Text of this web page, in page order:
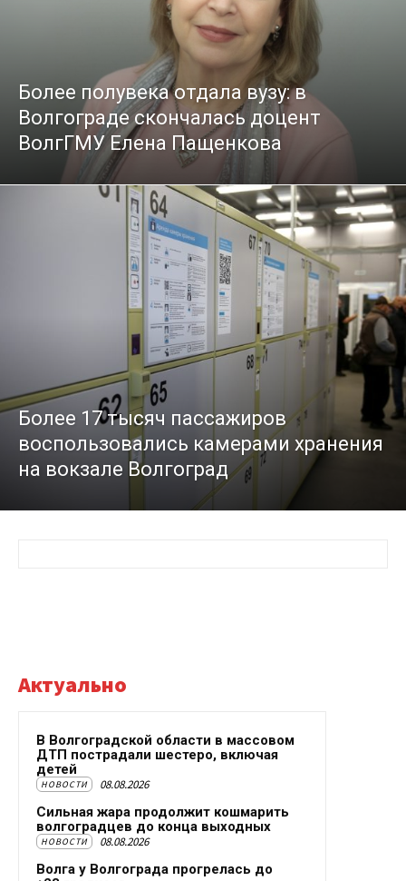
Более полувека отдала вузу: в
Волгограде скончалась доцент
ВолгГМУ Елена Пащенкова
Более 17 тысяч пассажиров
воспользовались камерами хранения
на вокзале Волгоград
Актуально
В Волгоградской области в массовом
ДТП пострадали шестеро, включая
детей
НОВОСТИ 08.08.2026
Сильная жара продолжит кошмарить
волгоградцев до конца выходных
НОВОСТИ 08.08.2026
Волга у Волгограда прогрелась до